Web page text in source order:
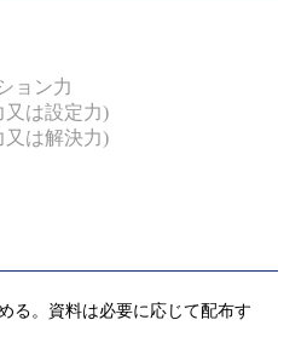
ョン力
又は設定力)
又は解決力)
る。資料は必要に応じて配布す